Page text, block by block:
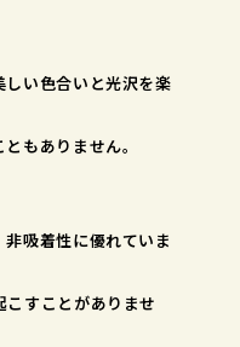
い色合いと光沢を楽
もありません。
吸着性に優れていま
すことがありませ